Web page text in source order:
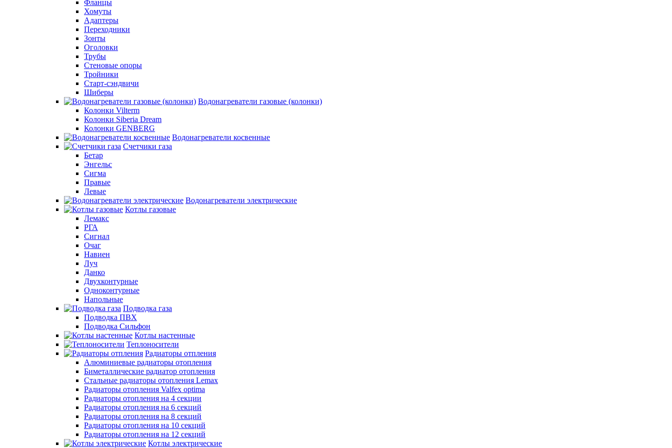
Фланцы
Хомуты
Адаптеры
Переходники
Зонты
Оголовки
Трубы
Стеновые опоры
Тройники
Старт-сэндвичи
Шиберы
Водонагреватели газовые (колонки)
Колонки Vilterm
Колонки Siberia Dream
Колонки GENBERG
Водонагреватели косвенные
Счетчики газа
Бетар
Энгельс
Сигма
Правые
Левые
Водонагреватели электрические
Котлы газовые
Лемакс
РГА
Сигнал
Очаг
Навиен
Луч
Данко
Двухконтурные
Одноконтурные
Напольные
Подводка газа
Подводка ПВХ
Подводка Сильфон
Котлы настенные
Теплоносители
Радиаторы отпления
Алюминиевые радиаторы отопления
Биметаллические радиатор отопления
Стальные радиаторы отопления Lemax
Радиаторы отопления Valfex optima
Радиаторы отопления на 4 секции
Радиаторы отопления на 6 секций
Радиаторы отопления на 8 секций
Радиаторы отопления на 10 секций
Радиаторы отопления на 12 секций
Котлы электрические